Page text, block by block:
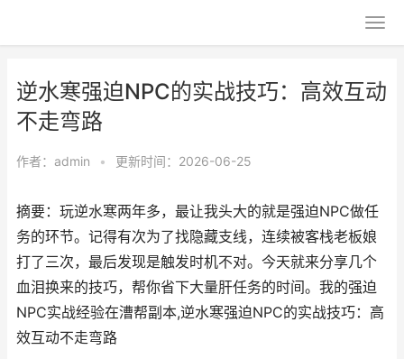
逆水寒强迫NPC的实战技巧：高效互动
不走弯路
作者： admin • 更新时间：2026-06-25
摘要：玩逆水寒两年多，最让我头大的就是强迫NPC做任
务的环节。记得有次为了找隐藏支线，连续被客栈老板娘
打了三次，最后发现是触发时机不对。今天就来分享几个
血泪换来的技巧，帮你省下大量肝任务的时间。我的强迫
NPC实战经验在漕帮副本,逆水寒强迫NPC的实战技巧：高
效互动不走弯路